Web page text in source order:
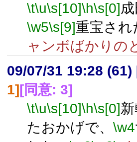
\t\u\s[10]\h\s[0]
\w5\s[9]重宝され
ャンボばかりの
09/07/31 19:28 (61)
1] [同意: 3]
\t\u\s[10]\h\s[0]
たおかげで、 \w4